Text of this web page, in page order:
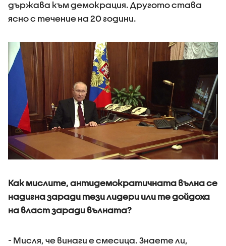
държава към демокрация. Другото става
ясно с течение на 20 години.
Как мислите, антидемократичната вълна се
надигна заради тези лидери или те дойдоха
на власт заради вълната?
- Мисля, че винаги е смесица. Знаете ли,